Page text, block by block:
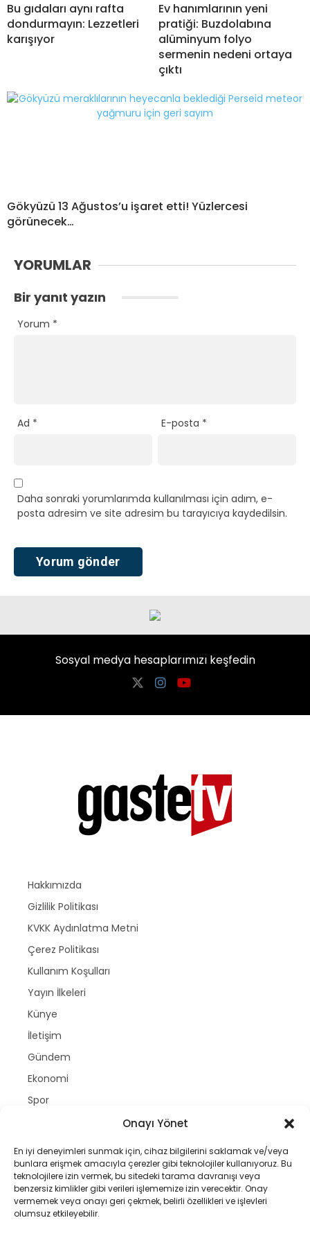
Onayı Yönet
En iyi deneyimleri sunmak için, cihaz bilgilerini saklamak ve/veya
bunlara erişmek amacıyla çerezler gibi teknolojiler kullanıyoruz. Bu
teknolojilere izin vermek, bu sitedeki tarama davranışı veya
benzersiz kimlikler gibi verileri işlememize izin verecektir. Onay
vermemek veya onayı geri çekmek, belirli özellikleri ve işlevleri
olumsuz etkileyebilir.
Bu gıdaları aynı rafta
dondurmayın: Lezzetleri
karışıyor
Ev hanımlarının yeni
pratiği: Buzdolabına
alüminyum folyo
sermenin nedeni ortaya
çıktı
Gökyüzü 13 Ağustos’u işaret etti! Yüzlercesi
görünecek…
YORUMLAR
Bir yanıt yazın
Yorum *
Ad * E-posta *
Daha sonraki yorumlarımda kullanılması için adım, e-
posta adresim ve site adresim bu tarayıcıya kaydedilsin.
Sosyal medya hesaplarımızı keşfedin
Hakkımızda
Gizlilik Politikası
KVKK Aydınlatma Metni
Çerez Politikası
Kullanım Koşulları
Yayın İlkeleri
Künye
İletişim
Gündem
Ekonomi
Spor
Dünya
Yazarlar
Nöbetçi Eczaneler